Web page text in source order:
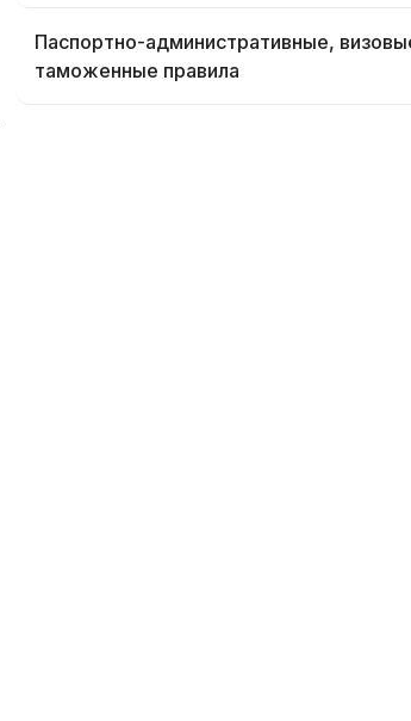
Паспортно-административные,
таможенные правила